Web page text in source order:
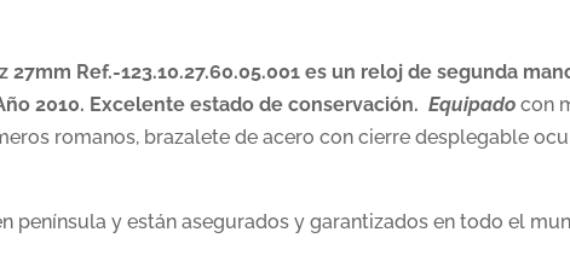
Ref.-123.10.27.60.05.001 es un reloj de segunda
2010. Excelente estado de conservación. Equipado con
romanos, brazalete de acero con cierre desplegable
península y están asegurados y garantizados en todo el